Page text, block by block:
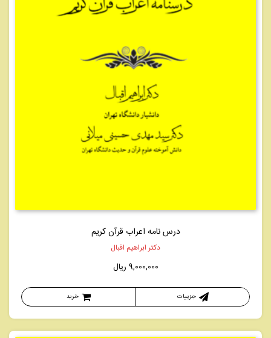
درس نامه اعراب قرآن کریم
دکتر ابراهیم اقبال
9,000,000 ریال
جزییات خرید